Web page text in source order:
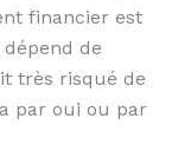
financier est
de
très risqué de
par oui ou par